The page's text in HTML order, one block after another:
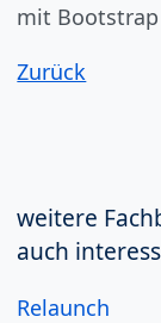
mit
Zurück
weitere
auch
Relaunch